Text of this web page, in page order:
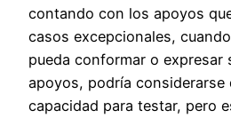
contando con los apoyos
casos excepcionales,
pueda conformar o expresar
apoyos, podría considerarse
capacidad para testar, pero